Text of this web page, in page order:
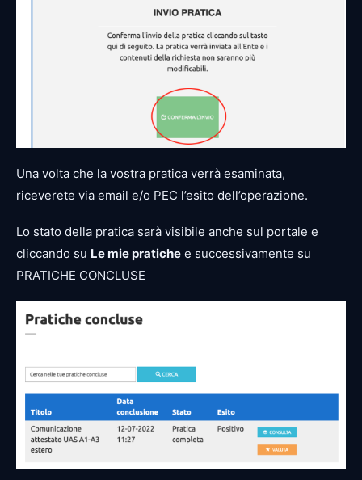
Una volta che la vostra pratica verrà esaminata,
riceverete via email e/o PEC l’esito dell’operazione.
Lo stato della pratica sarà visibile anche sul portale e
cliccando su Le mie pratiche e successivamente su
PRATICHE CONCLUSE